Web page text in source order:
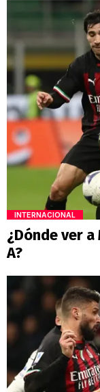
INTERNACIONAL
¿Dónde ver
A?